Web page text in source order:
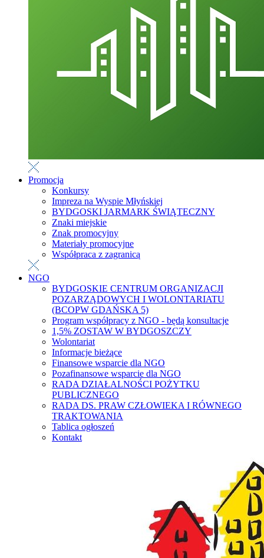
Promocja
Konkursy
Impreza na Wyspie Młyńskiej
BYDGOSKI JARMARK ŚWIĄTECZNY
Znaki miejskie
Znak promocyjny
Materiały promocyjne
Współpraca z zagranicą
NGO
BYDGOSKIE CENTRUM ORGANIZACJI
POZARZĄDOWYCH I WOLONTARIATU
(BCOPW GDAŃSKA 5)
Program współpracy z NGO - będą konsultacje
1,5% ZOSTAW W BYDGOSZCZY
Wolontariat
Informacje bieżące
Finansowe wsparcie dla NGO
Pozafinansowe wsparcie dla NGO
RADA DZIAŁALNOŚCI POŻYTKU
PUBLICZNEGO
RADA DS. PRAW CZŁOWIEKA I RÓWNEGO
TRAKTOWANIA
Tablica ogłoszeń
Kontakt